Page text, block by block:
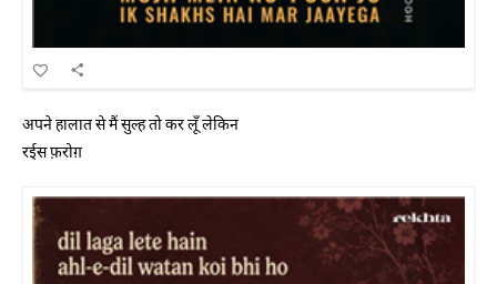
अपने हालात से मैं सुल्ह तो कर लूँ लेकिन
रईस फ़रोग़